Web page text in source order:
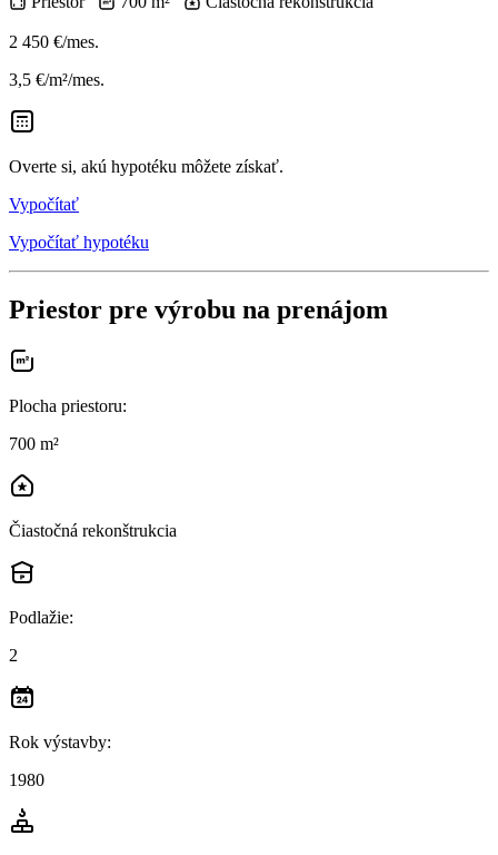
2 450 €/mes.
3,5 €/m²/mes.
Overte si, akú hypotéku môžete získať.
Vypočítať
Vypočítať hypotéku
Priestor pre výrobu na prenájom
Plocha priestoru:
700 m²
Čiastočná rekonštrukcia
Podlažie:
2
Rok výstavby:
1980